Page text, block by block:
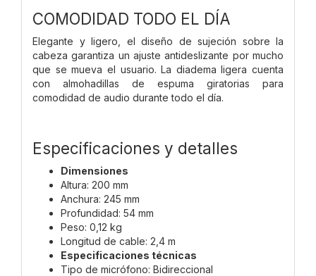
COMODIDAD TODO EL DÍA
Elegante y ligero, el diseño de sujeción sobre la
cabeza garantiza un ajuste antideslizante por mucho
que se mueva el usuario. La diadema ligera cuenta
con almohadillas de espuma giratorias para
comodidad de audio durante todo el día.
Especificaciones y detalles
Dimensiones
Altura: 200 mm
Anchura: 245 mm
Profundidad: 54 mm
Peso: 0,12 kg
Longitud de cable: 2,4 m
Especificaciones técnicas
Tipo de micrófono: Bidireccional